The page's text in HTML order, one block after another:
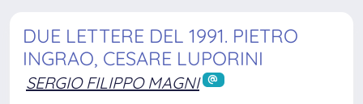
DUE LETTERE DEL 1991. PIETRO
INGRAO, CESARE LUPORINI
SERGIO FILIPPO MAGNI